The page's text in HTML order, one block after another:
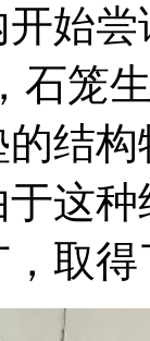
始
石笼
结
这
，取